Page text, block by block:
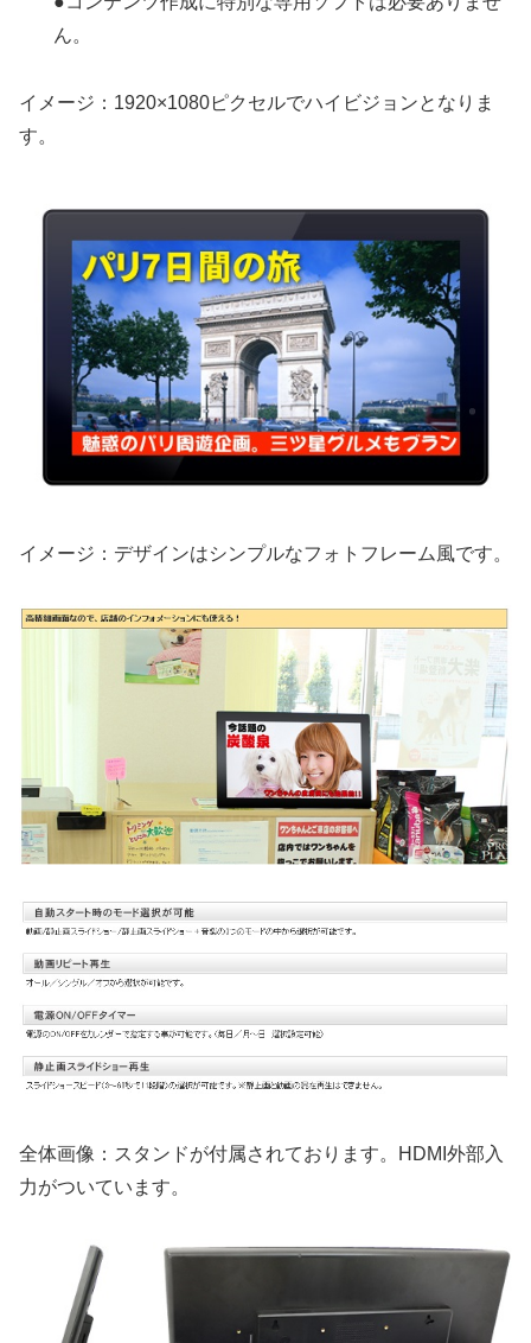
ん。
イメージ：1920×1080ピクセルでハイビジョンとなりま
す。
イメージ：デザインはシンプルなフォトフレーム風です。
全体画像：スタンドが付属されております。HDMI外部入
力がついています。